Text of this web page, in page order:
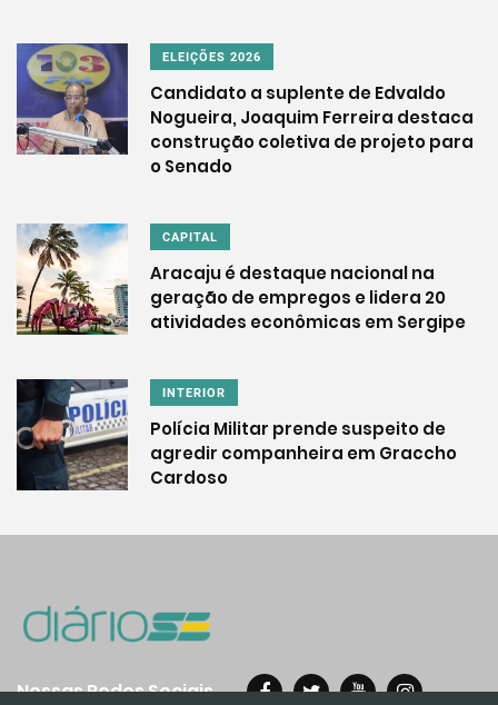
ELEIÇÕES 2026
Candidato a suplente de Edvaldo
Nogueira, Joaquim Ferreira destaca
construção coletiva de projeto para
o Senado
CAPITAL
Aracaju é destaque nacional na
geração de empregos e lidera 20
atividades econômicas em Sergipe
INTERIOR
Polícia Militar prende suspeito de
agredir companheira em Graccho
Cardoso
Nossas Redes Sociais